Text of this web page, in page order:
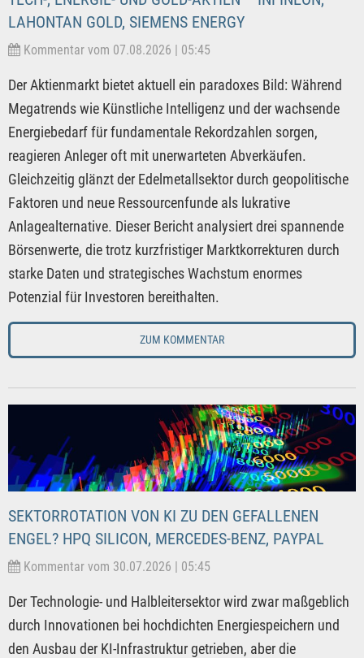
LAHONTAN GOLD, SIEMENS ENERGY
Kommentar vom 07.08.2026 | 05:45
Der Aktienmarkt bietet aktuell ein paradoxes Bild: Während
Megatrends wie Künstliche Intelligenz und der wachsende
Energiebedarf für fundamentale Rekordzahlen sorgen,
reagieren Anleger oft mit unerwarteten Abverkäufen.
Gleichzeitig glänzt der Edelmetallsektor durch geopolitische
Faktoren und neue Ressourcenfunde als lukrative
Anlagealternative. Dieser Bericht analysiert drei spannende
Börsenwerte, die trotz kurzfristiger Marktkorrekturen durch
starke Daten und strategisches Wachstum enormes
Potenzial für Investoren bereithalten.
ZUM KOMMENTAR
SEKTORROTATION VON KI ZU DEN GEFALLENEN
ENGEL? HPQ SILICON, MERCEDES-BENZ, PAYPAL
Kommentar vom 30.07.2026 | 05:45
Der Technologie- und Halbleitersektor wird zwar maßgeblich
durch Innovationen bei hochdichten Energiespeichern und
den Ausbau der KI-Infrastruktur getrieben, aber die